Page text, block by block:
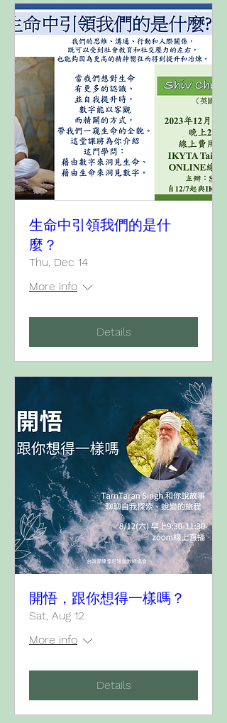
生命中引領我們的是什
麼？
Thu, Dec 14
More info
Details
開悟，跟你想得一樣嗎？
Sat, Aug 12
More info
Details